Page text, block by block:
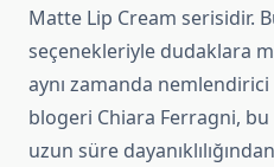
Matte Lip Cream serisidir.
seçenekleriyle dudaklara
aynı zamanda
blogeri Chiara Ferragni,
uzun süre